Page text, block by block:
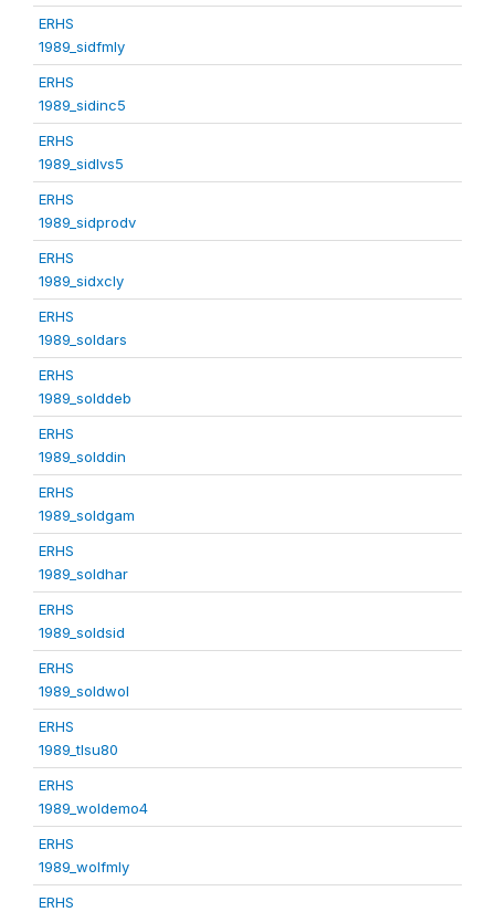
ERHS
1989_sidfmly
ERHS
1989_sidinc5
ERHS
1989_sidlvs5
ERHS
1989_sidprodv
ERHS
1989_sidxcly
ERHS
1989_soldars
ERHS
1989_solddeb
ERHS
1989_solddin
ERHS
1989_soldgam
ERHS
1989_soldhar
ERHS
1989_soldsid
ERHS
1989_soldwol
ERHS
1989_tlsu80
ERHS
1989_woldemo4
ERHS
1989_wolfmly
ERHS